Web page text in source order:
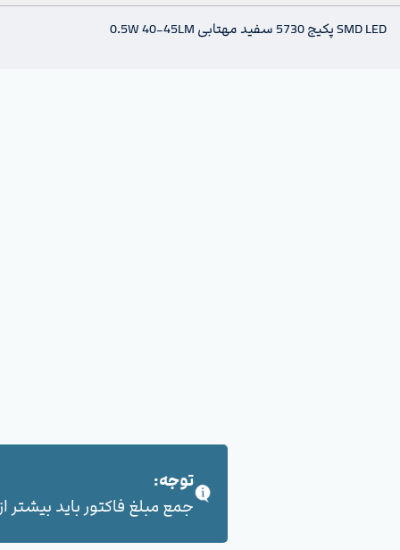
توجه:
جمع مبلغ فاکتور باید بیشتر از 100,000 هزار تومان
SMD LED پکیج 5730 سفید مهتابی 0.5W 40-45LM